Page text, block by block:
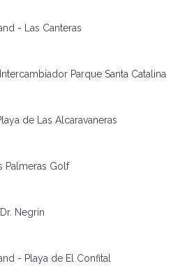
- Las Canteras
Parque Santa Catalina
de Las Alcaravaneras
Palmeras Golf
Negrín
- Playa de El Confital